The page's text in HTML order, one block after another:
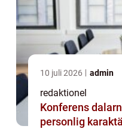
10 juli 2026 admin
redaktionel
Konferens dalarna när mötet får
personlig